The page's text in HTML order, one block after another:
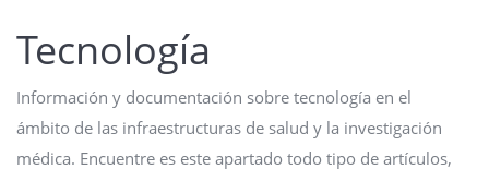
Tecnología
Información y documentación sobre tecnología en el
ámbito de las infraestructuras de salud y la investigación
médica. Encuentre es este apartado todo tipo de artículos,